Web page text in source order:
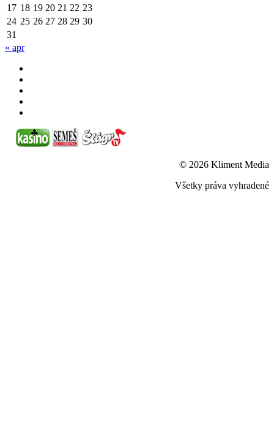
17 18 19 20 21 22 23
24 25 26 27 28 29 30
31
« apr
© 2026 Kliment Media
Všetky práva vyhradené